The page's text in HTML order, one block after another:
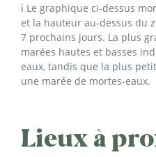
ℹ️ Le graphique ci-dessus
et la hauteur au-dessus du
7 prochains jours. La plus
marées hautes et basses
eaux, tandis que la plus
une marée de mortes-eaux.
Lieux à